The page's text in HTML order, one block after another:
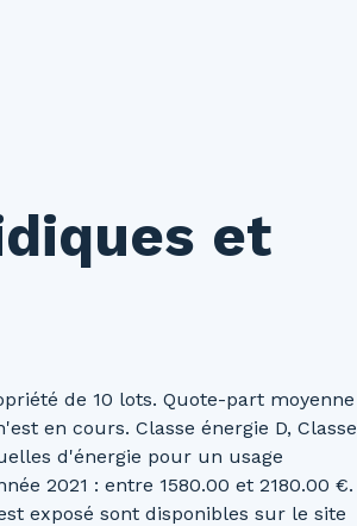
et
de 10 lots. Quote-part moyenne
en cours. Classe énergie D, Classe
d'énergie pour un usage
2021 : entre 1580.00 et 2180.00 €.
exposé sont disponibles sur le site